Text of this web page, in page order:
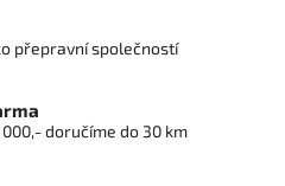
přepravní společností
doručíme do 30 km